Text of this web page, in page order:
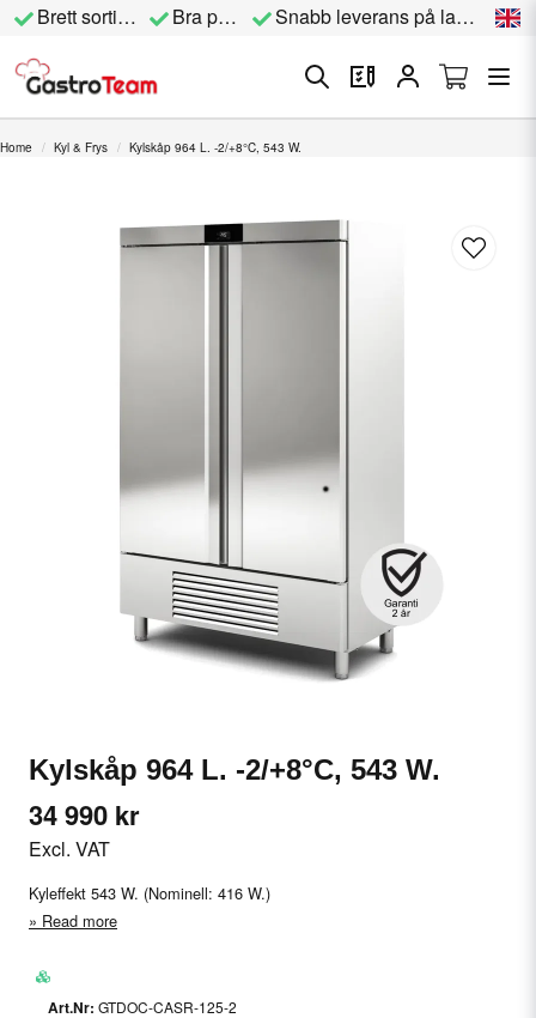
Brett sortiment Bra priser Snabb leverans på lagervara
Home Kyl & Frys Kylskåp 964 L. -2/+8°C, 543 W.
Kylskåp 964 L. -2/+8°C, 543 W.
34 990 kr
Excl. VAT
Kyleffekt 543 W. (Nominell: 416 W.)
Read more
GTDOC-CASR-125-2